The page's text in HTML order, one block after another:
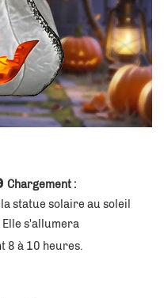
Chargement :
statue solaire au soleil
Elle s'allumera
8 à 10 heures.